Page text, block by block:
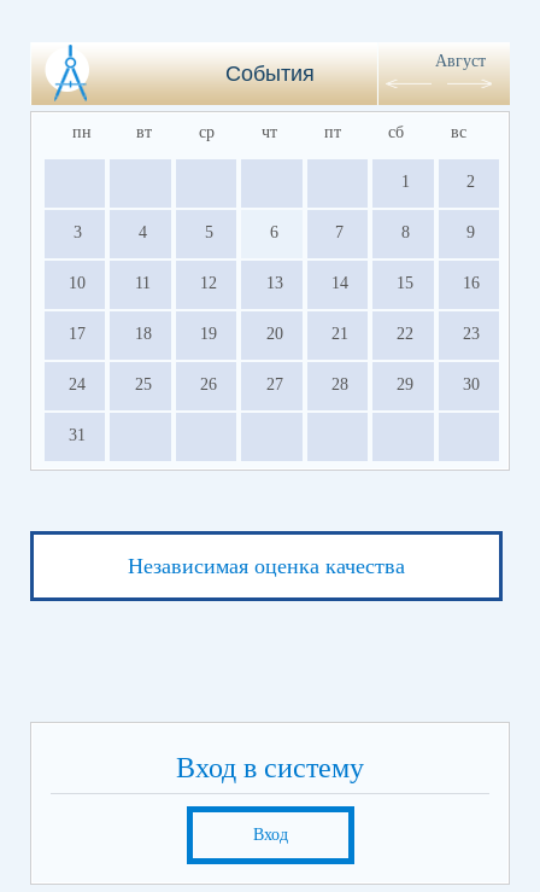
События
Август
пн вт ср чт пт сб вс
1 2
3 4 5 6 7 8 9
10 11 12 13 14 15 16
17 18 19 20 21 22 23
24 25 26 27 28 29 30
31
Независимая оценка качества
Вход в систему
Вход